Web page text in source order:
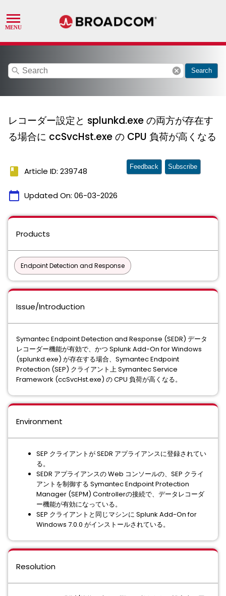
search cancel Search
レコーダー設定と splunkd.exe の両方が存在す
る場合に ccSvcHst.exe の CPU 負荷が高くなる
book Article ID: 239748
calendar_today Updated On: 06-03-2026
Feedback Subscribe
Products
Endpoint Detection and Response
Issue/Introduction
Symantec Endpoint Detection and Response (SEDR) データ
レコーダー機能が有効で、かつ Splunk Add-On for Windows
(splunkd.exe) が存在する場合、Symantec Endpoint
Protection (SEP) クライアント上 Symantec Service
Framework (ccSvcHst.exe) の CPU 負荷が高くなる。
Environment
SEP クライアントが SEDR アプライアンスに登録されてい
る。
SEDR アプライアンスの Web コンソールの、SEP クライ
アントを制御する Symantec Endpoint Protection
Manager (SEPM) Controllerの接続で、データレコーダ
ー機能が有効になっている。
SEP クライアントと同じマシンに Splunk Add-On for
Windows 7.0.0 がインストールされている。
Resolution